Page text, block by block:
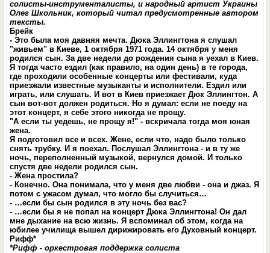
солисты-инструменталисты, и народный артист Украины
Олег Школьник, который читал предусмотренные автором
тексты.
Брейк
- Это была моя давняя мечта.Дюка Эллингтона я слушал
"живьем" в Киеве, 1 октября 1971 года. 14 октября у меня
родился сын. За две недели до рождения сына я уехал в Киев.
Я тогда часто ездил (как правило, на один день) в те города,
где проходили особенные концерты или фестивали, куда
приезжали известные музыканты и исполнители. Ездил или
играть, или слушать. И вот в Киев приезжает Дюк Эллингтон. А
сын вот-вот должен родиться. Но я думал: если не поеду на
этот концерт, я себе этого никогда не прощу.
"А если ты уедешь, не прощу я!" - вскричала тогда моя юная
жена.
Я подготовил все и всех. Жене, если что, надо было только
снять трубку. И я поехал. Послушал Эллингтона - и в ту же
ночь, переполненный музыкой, вернулся домой. И только
спустя две недели родился сын.
- Жена простила?
- Конечно. Она понимала, что у меня две любви - она и джаз. Я
потом с ужасом думал, что могло бы случиться…
- …если бы сын родился в эту ночь без вас?
- …если бы я не попал на концерт Дюка Эллингтона! Он дал
мне дыхание на всю жизнь. Я вспоминал об этом, когда на
юбилее училища вышел дирижировать его Духовный концерт.
Рифф*
*Рифф - оркестровая поддержка солиста